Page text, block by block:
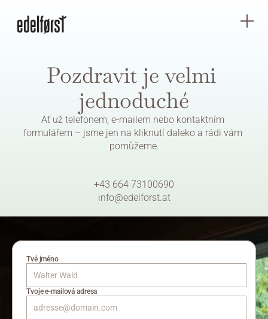
Pozdravit je velmi
jednoduché
Ať už telefonem, e-mailem nebo kontaktním
formulářem – jsme jen na kliknutí daleko a rádi vám
pomůžeme.
+43 664 73100690‬
info@edelforst.at
Tvé jméno
Tvoje e-mailová adresa